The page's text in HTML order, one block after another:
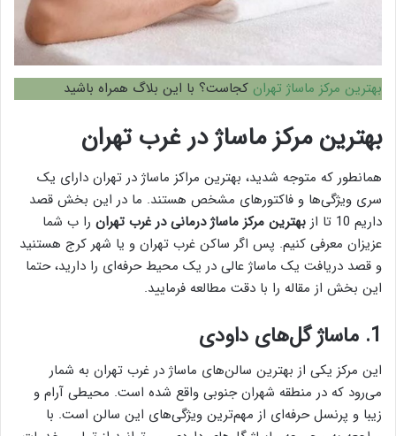
بهترین مرکز ماساژ تهران کجاست؟ با این بلاگ همراه باشید
بهترین مرکز ماساژ در غرب تهران
همانطور که متوجه شدید، بهترین مراکز ماساژ در تهران دارای یک
سری ویژگی‌ها و فاکتور‌های مشخص هستند. ما در این بخش قصد
داریم 10 تا از
بهترین مرکز ماساژ درمانی در غرب تهران را ب شما
عزیزان معرفی کنیم. پس اگر ساکن غرب تهران و یا شهر کرج هستنید
و قصد دریافت یک ماساژ عالی در یک محیط حرفه‌ای را دارید، حتما
این بخش از مقاله را با دقت مطالعه فرمایید.
1. ماساژ گل‌های داودی
این مرکز یکی از بهترین سالن‌های ماساژ در غرب تهران به شمار
می‌رود که در منطقه شهران جنوبی واقع شده است. محیطی آرام و
زیبا و پرنسل حرفه‌ای از مهم‌ترین ویژگی‌های این سالن است. با